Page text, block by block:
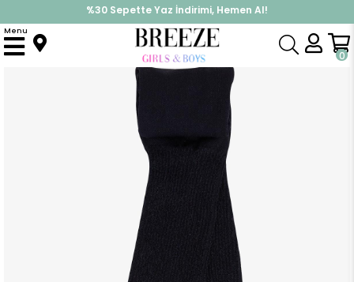
%30 Sepette Yaz İndirimi, Hemen Al!
İndirimlere ek %10 İndirimi Kap, Hemen Üye Ol!
0
Menu
Anasayfa Çorap Kız Çocuk Külotlu Çorap Kendinden Desenli Lacivert (3-4 Yaş)